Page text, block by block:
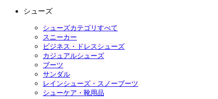
シューズ
シューズカテゴリすべて
スニーカー
ビジネス・ドレスシューズ
カジュアルシューズ
ブーツ
サンダル
レインシューズ・スノーブーツ
シューケア・靴用品